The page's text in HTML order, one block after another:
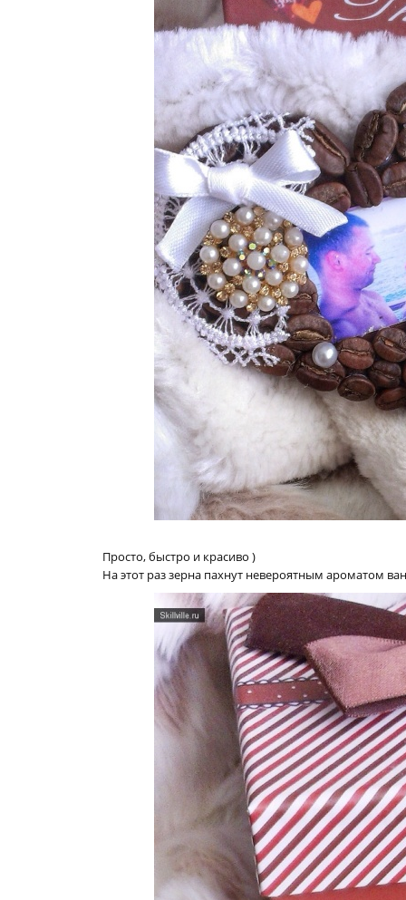
Просто, быстро и красиво )
На этот раз зерна пахнут невероятным ароматом